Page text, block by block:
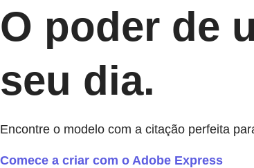
O poder de
seu dia.
Encontre o modelo com a citação perfeita
Comece a criar com o Adobe Express